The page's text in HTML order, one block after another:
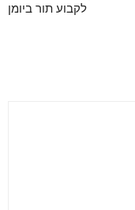
לקבוע תור ביומן